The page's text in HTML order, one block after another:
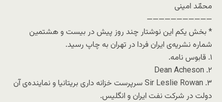
محمّد امینی
———————————
* بخش یکم این نوشتار چند روز پیش در بیست و هشتمین
شماره نشریه‌ی ایران فردا در تهران به چاپ رسید.
۱. قابوس نامه.
۲. Dean Acheson
۳. Sir Leslie Rowan سرپرست خزانه داری بریتانیا و نماینده‌ی آن
دولت در شرکت نفت ایران و انگلیس.